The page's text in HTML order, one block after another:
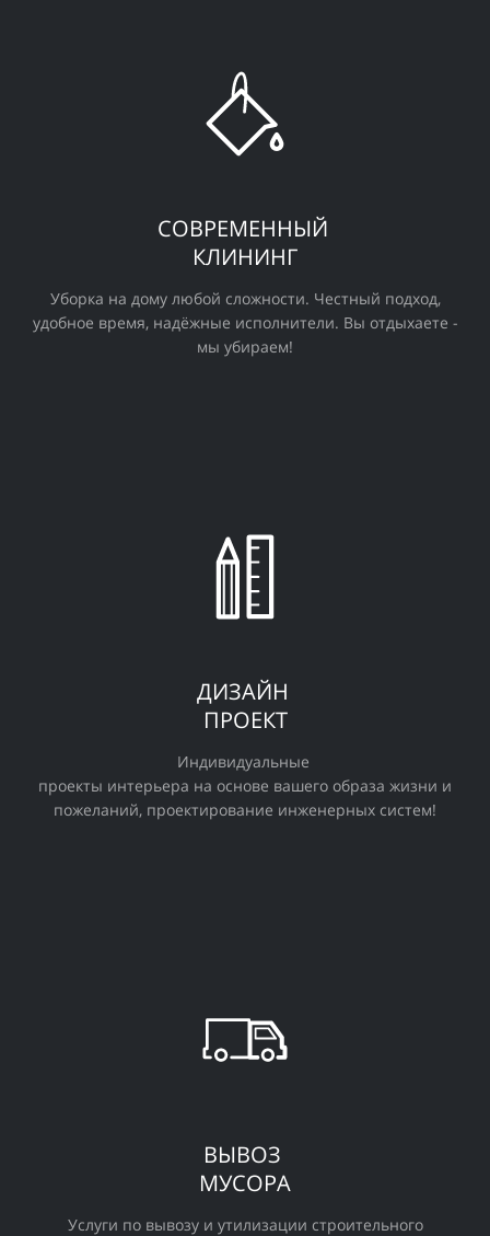
СОВРЕМЕННЫЙ
КЛИНИНГ
Уборка на дому любой сложности. Честный подход,
удобное время, надёжные исполнители. Вы отдыхаете -
мы убираем!
ДИЗАЙН
ПРОЕКТ
Индивидуальные
проекты интерьера на основе вашего образа жизни и
пожеланий, проектирование инженерных систем!
ВЫВОЗ
МУСОРА
Услуги по вывозу и утилизации строительного